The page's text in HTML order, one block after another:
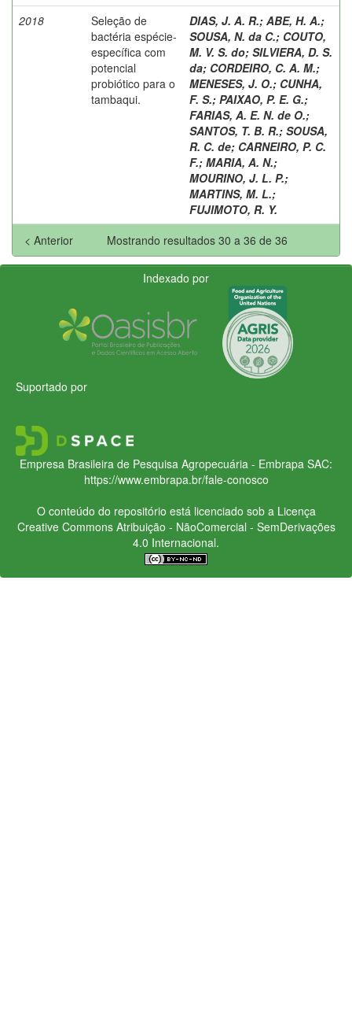
2018
Seleção de
bactéria espécie-
específica com
potencial
probiótico para o
tambaqui.
DIAS, J. A. R.; ABE, H. A.;
SOUSA, N. da C.; COUTO,
M. V. S. do; SILVIERA, D. S.
da; CORDEIRO, C. A. M.;
MENESES, J. O.; CUNHA,
F. S.; PAIXAO, P. E. G.;
FARIAS, A. E. N. de O.;
SANTOS, T. B. R.; SOUSA,
R. C. de; CARNEIRO, P. C.
F.; MARIA, A. N.;
MOURINO, J. L. P.;
MARTINS, M. L.;
FUJIMOTO, R. Y.
Mostrando resultados 30 a 36 de 36
< Anterior
Indexado por
Suportado por
Empresa Brasileira de Pesquisa Agropecuária - Embrapa SAC:
https://www.embrapa.br/fale-conosco
O conteúdo do repositório está licenciado sob a Licença
Creative CommonsAtribuição - NãoComercial - SemDerivações
4.0 Internacional.